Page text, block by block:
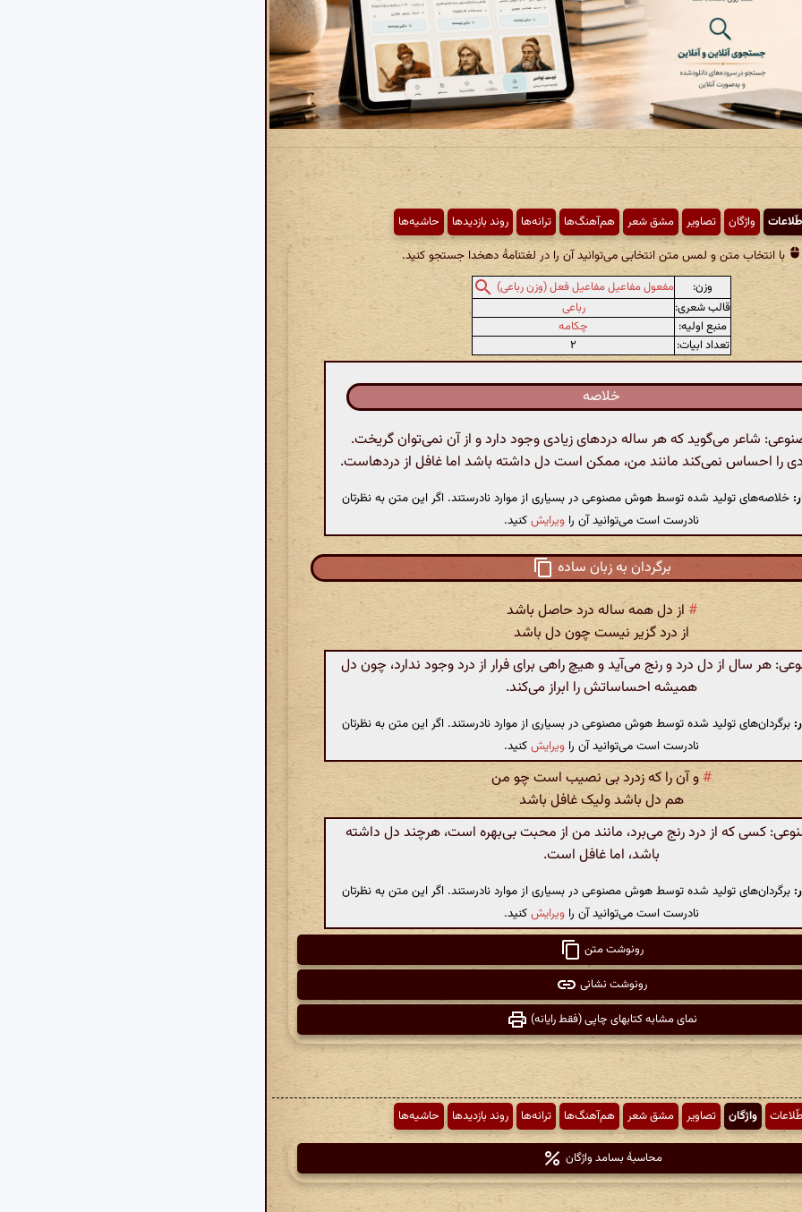
واژگان تصاویر مشق شعر هم‌آهنگ‌ها ترانه‌ها روند بازدیدها حاشیه‌ها
با انتخاب متن و لمس متن انتخابی می‌توانید آن را در لغتنامهٔ دهخدا جستجو کنید.
وزن:
مفعول مفاعیل مفاعیل فعل (وزن رباعی)
قالب شعری:
رباعی
منبع اولیه:
چکامه
تعداد ابیات:
۲
خلاصه
شاعر می‌گوید که هر ساله دردهای زیادی وجود دارد و از آن نمی‌توان گریخت.
را احساس نمی‌کند مانند من، ممکن است دل داشته باشد اما غافل از دردهاست.
خلاصه‌های تولید شده توسط هوش مصنوعی در بسیاری از موارد نادرستند. اگر این متن به نظرتان
نادرست است می‌توانید آن را ویرایشکنید.
برگردان به زبان ساده
# از دل همه ساله درد حاصل باشد
از درد گزیر نیست چون دل باشد
هر سال از دل درد و رنج می‌آید و هیچ راهی برای فرار از درد وجود ندارد، چون دل
همیشه احساساتش را ابراز می‌کند.
برگردان‌های تولید شده توسط هوش مصنوعی در بسیاری از موارد نادرستند. اگر این متن به نظرتان
نادرست است می‌توانید آن را ویرایشکنید.
# و آن را که زدرد بی نصیب است چو من
هم دل باشد ولیک غافل باشد
کسی که از درد رنج می‌برد، مانند من از محبت بی‌بهره است، هرچند دل داشته
باشد، اما غافل است.
برگردان‌های تولید شده توسط هوش مصنوعی در بسیاری از موارد نادرستند. اگر این متن به نظرتان
نادرست است می‌توانید آن را ویرایشکنید.
رونوشت متن
رونوشت نشانی
نمای مشابه کتابهای چاپی (فقط رایانه)
واژگان تصاویر مشق شعر هم‌آهنگ‌ها ترانه‌ها روند بازدیدها حاشیه‌ها
محاسبهٔ بسامد واژگان